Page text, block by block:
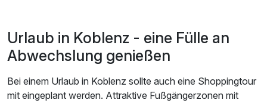
Urlaub in Koblenz - eine Fülle an
Abwechslung genießen
Bei einem Urlaub in Koblenz sollte auch eine Shoppingtour
mit eingeplant werden. Attraktive Fußgängerzonen mit